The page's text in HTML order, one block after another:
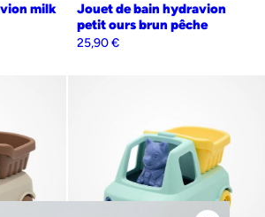
milk
Jouet de bain hydravion
petit ours brun pêche
25,90€